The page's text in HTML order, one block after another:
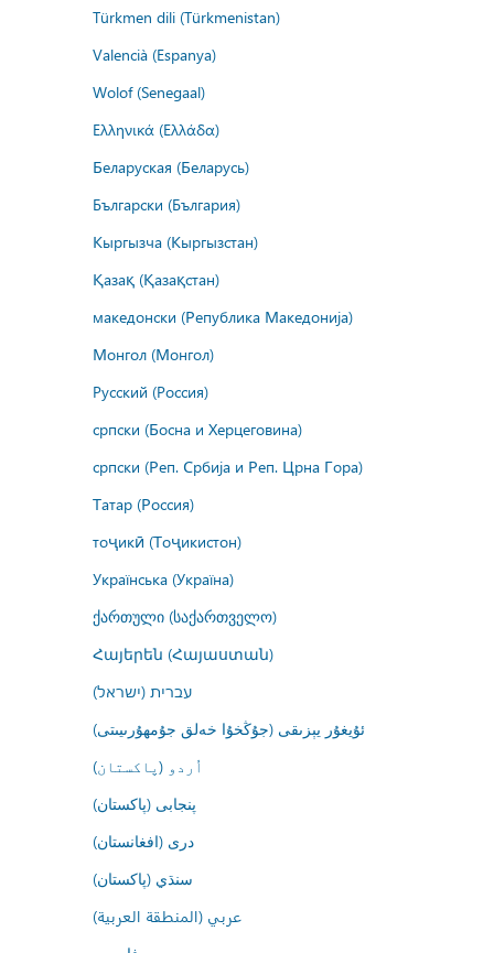
Türkmen dili (Türkmenistan)
Valencià (Espanya)
Wolof (Senegaal)
Ελληνικά (Ελλάδα)
Беларуская (Беларусь)
Български (България)
Кыргызча (Кыргызстан)
Қазақ (Қазақстан)
македонски (Република Македонија)
Монгол (Монгол)
Русский (Россия)
српски (Босна и Херцеговина)
српски (Реп. Србија и Реп. Црна Гора)
Татар (Россия)
тоҷикӣ (Тоҷикистон)
Українська (Україна)
ქართული (საქართველო)
Հայերեն (Հայաստան)
עברית (ישראל)
ئۇيغۇر يېزىقى (جۇڭخۇا خەلق جۇمھۇرىيىتى)
اُردو (پاکستان)
پنجابی (پاکستان)
درى (افغانستان)
سنڌي (پاکستان)
عربي (المنطقة العربية)